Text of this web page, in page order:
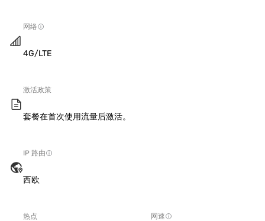
网络
4G/LTE
激活政策
套餐在首次使用流量后激活。
IP 路由
西欧
热点 网速